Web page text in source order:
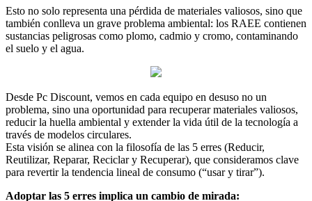
Esto no solo representa una pérdida de materiales valiosos, sino que
también conlleva un grave problema ambiental: los RAEE contienen
sustancias peligrosas como plomo, cadmio y cromo, contaminando
el suelo y el agua.
Desde Pc Discount, vemos en cada equipo en desuso no un
problema, sino una oportunidad para recuperar materiales valiosos,
reducir la huella ambiental y extender la vida útil de la tecnología a
través de modelos circulares.
Esta visión se alinea con la filosofía de las 5 erres (Reducir,
Reutilizar, Reparar, Reciclar y Recuperar), que consideramos clave
para revertir la tendencia lineal de consumo (“usar y tirar”).
Adoptar las 5 erres implica un cambio de mirada: